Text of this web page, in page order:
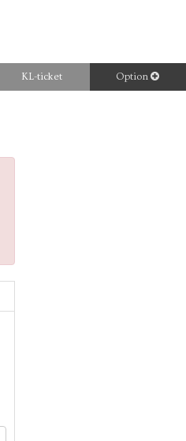
KL-ticket Option